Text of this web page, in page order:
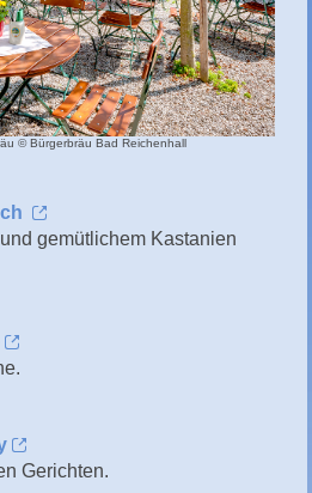
© Bürgerbräu Bad Reichenhall
gemütlichem Kastanien
Gerichten.